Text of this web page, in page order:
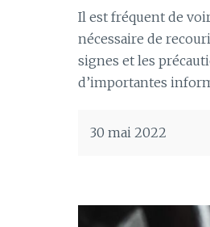
Il est fréquent de
nécessaire de
signes et les
d’importantes
30 mai 2022